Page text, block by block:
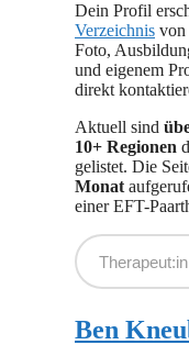
Dein Profil
Verzeichnis von
Foto,
und eigenem
direkt
Aktuell sind
10+ Regionen
gelistet. Die
Monat
einer EFT-
Ben